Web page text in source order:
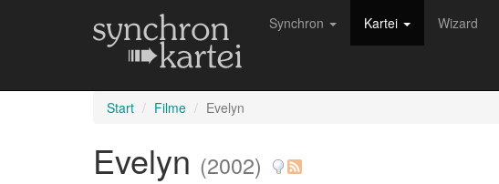
Synchron Kartei Wizard
Start Filme Evelyn
Evelyn (2002)